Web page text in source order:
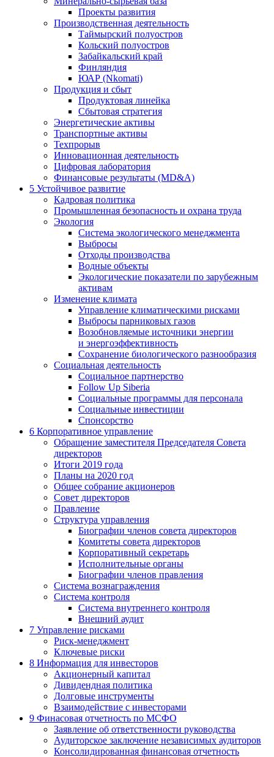
Проекты развития
Производственная деятельность
Таймырский полуостров
Кольский полуостров
Забайкальский край
Финляндия
ЮАР (Nkomati)
Продукция и сбыт
Продуктовая линейка
Сбытовая стратегия
Энергетические активы
Транспортные активы
Техпрорыв
Инновационная деятельность
Цифровая лаборатория
Финансовые результаты (MD&A)
5 Устойчивое развитие
Кадровая политика
Промышленная безопасность и охрана труда
Экология
Система экологического менеджмента
Выбросы
Отходы производства
Водные объекты
Экологические показатели по зарубежным
активам
Изменение климата
Управление климатическими рисками
Выбросы парниковых газов
Возобновляемые источники энергии
и энергоэффективность
Сохранение биологического разнообразия
Социальная деятельность
Социальное партнерство
Follow Up Siberia
Социальные программы для персонала
Социальные инвестиции
Спонсорство
6 Корпоративное управление
Обращение заместителя Председателя Совета
директоров
Итоги 2019 года
Планы на 2020 год
Общее собрание акционеров
Совет директоров
Правление
Структура управления
Биографии членов совета директоров
Комитеты совета директоров
Корпоративный секретарь
Исполнительные органы
Биографии членов правления
Система вознаграждения
Система контроля
Система внутреннего контроля
Внешний аудит
7 Управление рисками
Риск-менеджмент
Ключевые риски
8 Информация для инвесторов
Акционерный капитал
Дивидендная политика
Долговые инструменты
Взаимодействие с инвеcторами
9 Финасовая отчетность по МСФО
Заявление об ответственности руководства
Аудиторское заключение независимых аудиторов
Консолидированная финансовая отчетность